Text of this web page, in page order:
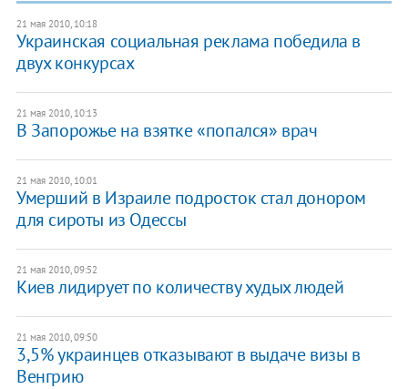
21 мая 2010, 10:18
Украинская социальная реклама победила в
двух конкурсах
21 мая 2010, 10:13
В Запорожье на взятке «попался» врач
21 мая 2010, 10:01
Умерший в Израиле подросток стал донором
для сироты из Одессы
21 мая 2010, 09:52
Киев лидирует по количеству худых людей
21 мая 2010, 09:50
3,5% украинцев отказывают в выдаче визы в
Венгрию